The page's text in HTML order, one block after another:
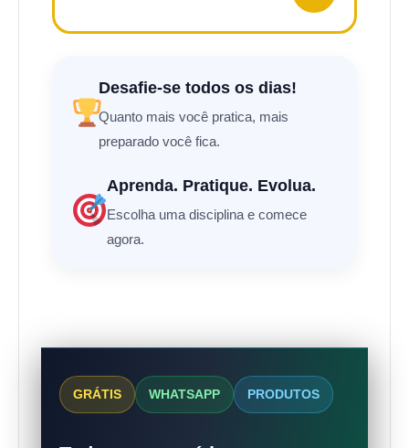
Desafie-se todos os dias!
Quanto mais você pratica, mais
preparado você fica.
Aprenda. Pratique. Evolua.
Escolha uma disciplina e comece
agora.
GRÁTIS WHATSAPP PRODUTOS